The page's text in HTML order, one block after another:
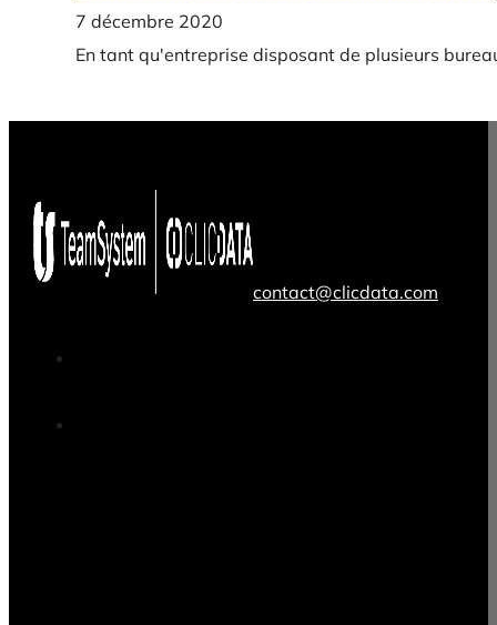
7 décembre 2020
En tant qu'entreprise disposant de plusieurs
contact@clicdata.com